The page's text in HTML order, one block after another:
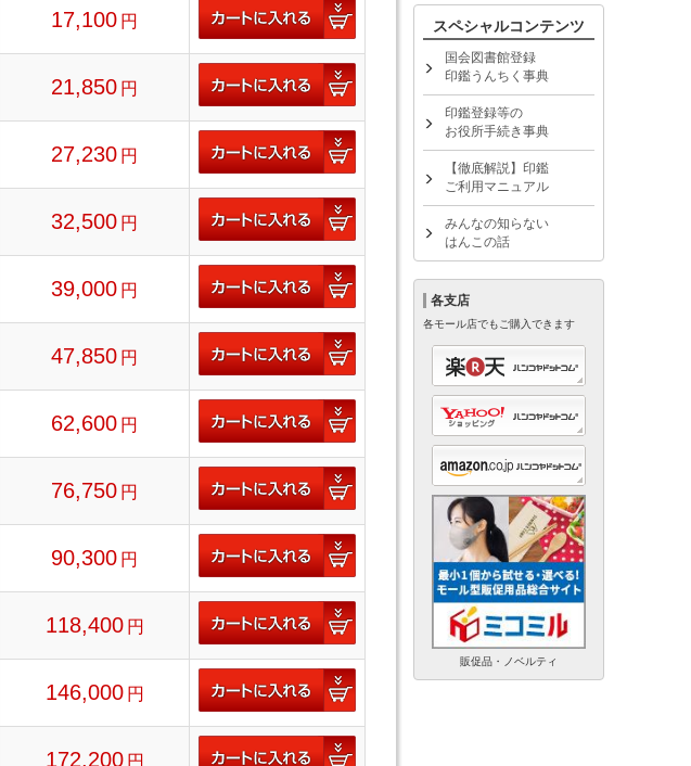
17,100 円
21,850 円
27,230 円
32,500 円
39,000 円
47,850 円
62,600 円
76,750 円
90,300 円
118,400 円
146,000 円
172,200 円
スペシャルコンテンツ
国会図書館登録
印鑑うんちく事典
印鑑登録等の
お役所手続き事典
【徹底解説】印鑑
ご利用マニュアル
みんなの知らない
はんこの話
各支店
各モール店でもご購入できます
販促品・ノベルティ